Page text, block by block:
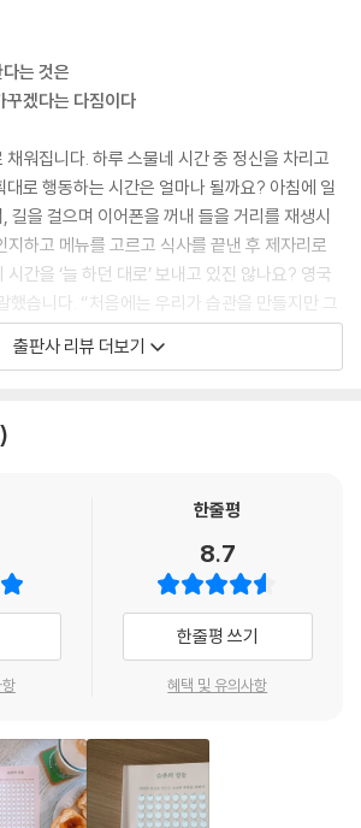
는 것은
꾸겠다는 다짐이다
워집니다. 하루 스물네 시간 중 정신을 차리고
로 행동하는 시간은 얼마나 될까요? 아침에 일
길을 걸으며 이어폰을 꺼내 들을 거리를 재생시
하고 메뉴를 고르고 식사를 끝낸 후 제자리로
간을 ‘늘 하던 대로’ 보내고 있진 않나요? 영국
했습니다. “처음에는 우리가 습관을 만들지만 그
만든다.”
시간을 어떤 행동에 사용했다는 의미겠지요.
런 하루가 모여 우리 자신을 이룹니다.
습관의 힘을 인지하기는 쉽지 않습니다. 자신을
식할 여력조차 내지 못하는 사람이 많지요. 저자
국, 마감을 재촉하는 출판사에서 일하며 좋은 습
지 못했습니다. 그러다 돌연 프리랜서가 되며 깨
하는 사람 없이 혼자 일하는 사람에게 무엇보다
지 않는 단단한 기반 위에 서게 된다는 것을요.
습관의 중요성을 절실히 깨달은 저자가 삶을 지탱
조금씩 나아지는 삶을 살기 위해 수집한 습관에
출판사 리뷰 더보기
한줄평
8.7
한줄평 쓰기
혜택 및 유의사항